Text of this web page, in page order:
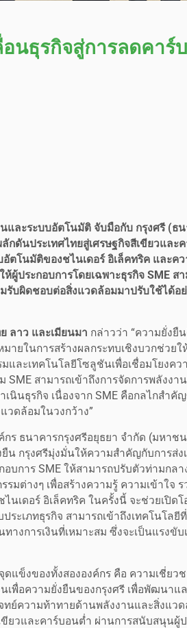
อนธุรกิจสู่การลดคาร์
และระบบอัตโนมัติ จับมือกับ กรุงศรี (ธ
ดันประเทศไทยสู่เศรษฐกิจสีเขียวและ
ตโนมัติของชไนเดอร์ อิเล็คทริค และค
ผู้ประกอบการโดยเฉพาะธุรกิจ SME ส
รับผิดชอบต่อสิ่งแวดล้อมมาปรับใช้ได้อ
ลาว และเมียนมา กล่าวว่า “ความยั่งยื
ายในการสร้างผลกระทบเชิงบวกช่วย
ละเทคโนโลยีโซลูชันเพื่อเชื่อมโยงคว
สามารถเข้าถึงการจัดการพลังงา
นินธุรกิจ เนื่องจาก SME คือกลไกสำคั
วดล้อมในวงกว้าง”
ร ธนาคารกรุงศรีอยุธยา จำกัด (มหาช
น กรุงศรีมุ่งมั่นให้ความสำคัญกับการส่ง
บการ SME ให้สามารถปรับตัวท่ามกลา
ต่างๆ เพื่อสร้างความรู้ ความเข้าใจ ร
เดอร์ อิเล็คทริค ในครั้งนี้ จะช่วยเปิดโ
ะเภทธุรกิจ สามารถเข้าถึงเทคโนโลยี
งการเงินที่เหมาะสม ซึ่งจะเป็นแรงขับ
ดแข็งของทั้งสององค์กร คือ ความเชี่ย
เพื่อความยั่งยืนของกรุงศรี เพื่อพัฒนาแ
ย์ความท้าทายด้านพลังงานและสิ่งแว
ขียวและคาร์บอนต่ำ ผ่านการสนับสนุนผู้